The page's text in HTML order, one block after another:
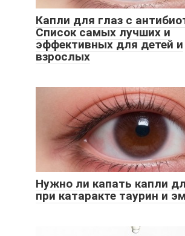
Капли для глаз с
Список самых лучших и
эффективных для детей и
взрослых
Нужно ли капать капли
при катаракте таурин и